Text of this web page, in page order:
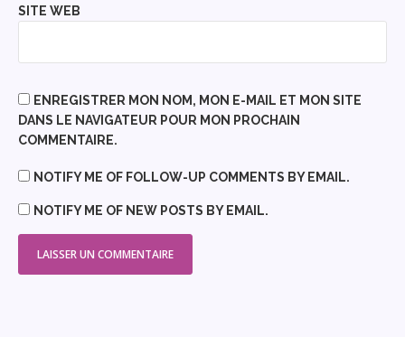
SITE WEB
ENREGISTRER MON NOM, MON E-MAIL ET MON SITE
DANS LE NAVIGATEUR POUR MON PROCHAIN
COMMENTAIRE.
NOTIFY ME OF FOLLOW-UP COMMENTS BY EMAIL.
NOTIFY ME OF NEW POSTS BY EMAIL.